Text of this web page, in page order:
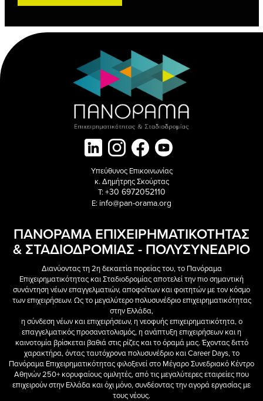
Υπεύθυνος Επικοινωνίας
κ. Δημήτρης Σκούρτας
T: +30 6972052110
E: info@pan-orama.org
ΠΑΝΟΡΑΜΑ ΕΠΙΧΕΙΡΗΜΑΤΙΚΟΤΗΤΑΣ
& ΣΤΑΔΙΟΔΡΟΜΙΑΣ - ΠΟΛΥΣΥΝΕΔΡΙΟ
Διανύοντας τη 2η δεκαετία πορείας του, το Πανόραμα
Επιχειρηματικότητας και Σταδιοδρομίας αποτελεί την πιο σημαντική
συνάντηση νέων επαγγελματιών, αποφοίτων και φοιτητών με τον κόσμο
των επιχειρήσεων. Ως το μεγαλύτερο πολυσυνέδριο επιχειρηματικότητας
στην Ελλάδα,
η σύνδεση νέων και επιχειρήσεων, η νεοφυής επιχειρηματικότητα, ο
επαγγελματικός προσανατολισμός, η ανάπτυξη επιχειρήσεων και η
καινοτομία βρίσκεται βαθιά στις ρίζες και το όραμά μας. Έχοντας διττό
χαρακτήρα, όντας ταυτόχρονα πολυσυνέδριο και Career Days, το
Πανόραμα Επιχειρηματικότητας φιλοξενεί στο Μέγαρο Συνεδριακό Κέντρο
Αθηνών 250+ κορυφαίους ομιλητές, από τις μεγαλύτερες εταιρείες που
επιχειρούν στην Ελλάδα και όχι μόνο, συνδέοντας την αγορά εργασίας με
τους νέους.